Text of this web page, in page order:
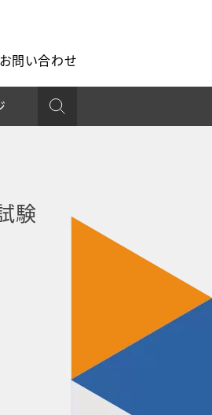
お問い合わせ
験